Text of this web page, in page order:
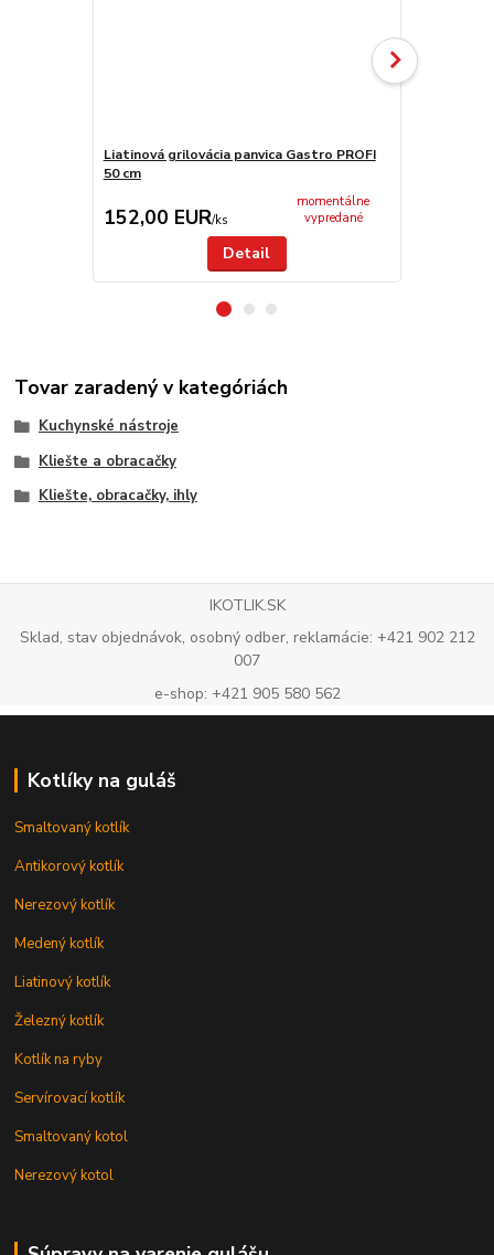
Liatinová grilovácia panvica Gastro PROFI
50 cm
152,00 EUR/ks
momentálne
vypredané
Detail
Tovar zaradený v kategóriách
Kuchynské nástroje
Kliešte a obracačky
Kliešte, obracačky, ihly
IKOTLIK.SK
Sklad, stav objednávok, osobný odber, reklamácie: +421 902 212
007
e-shop: +421 905 580 562
Kotlíky na guláš
Smaltovaný kotlík
Antikorový kotlík
Nerezový kotlík
Medený kotlík
Liatinový kotlík
Železný kotlík
Kotlík na ryby
Servírovací kotlík
Smaltovaný kotol
Nerezový kotol